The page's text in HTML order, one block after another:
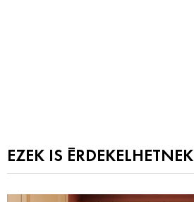
EZEK IS ÉRDEKELHETNEK